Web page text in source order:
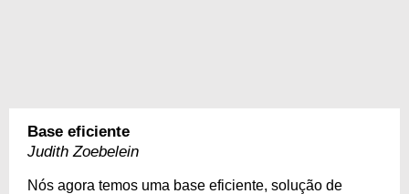
Base eficiente
Judith Zoebelein
Nós agora temos uma base eficiente, solução de